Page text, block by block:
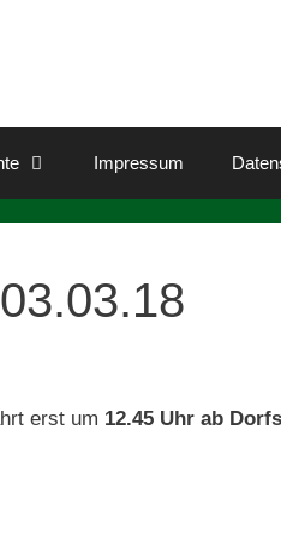
Impressum
erst um 12.45 Uhr ab